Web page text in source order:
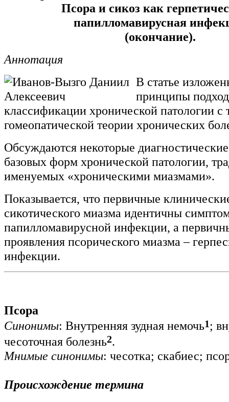
Псора и сикоз как
папилломавирусная
(окончание).
Аннотация
В статье
принципы
классификации хронической патологии с
гомеопатической теории хронических
Обсуждаются некоторые
базовых форм хронической патологии,
именуемых «хроническими миазмами».
Показывается, что первичные
сикотического миазма идентичны
папилломавирусной инфекции, а
проявления псорического миазма –
инфекции.
Псора
Синонимы: Внутренняя зудная немочь1;
чесоточная болезнь2.
Мнимые синонимы: чесотка; скабиес;
Происхождение термина